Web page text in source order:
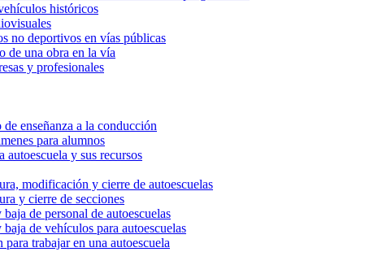
históricos
no deportivos en vías públicas
de una obra en la vía
y profesionales
de enseñanza a la conducción
para alumnos
autoescuela y sus recursos
modificación y cierre de autoescuelas
y cierre de secciones
de personal de autoescuelas
de vehículos para autoescuelas
trabajar en una autoescuela